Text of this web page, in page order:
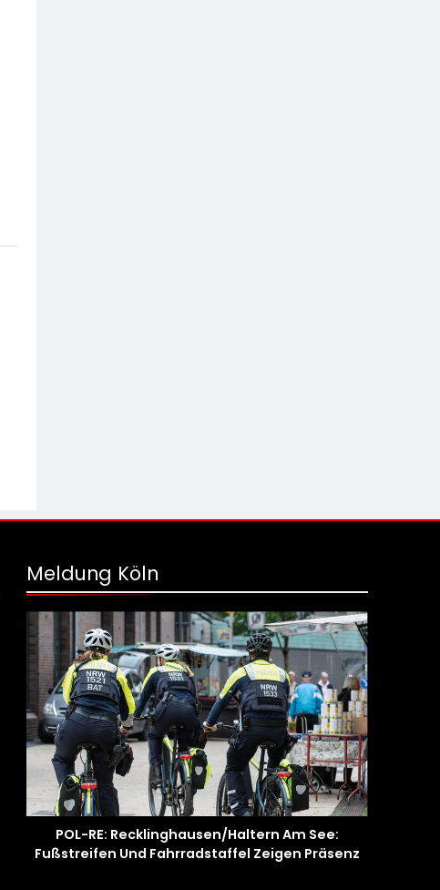
Meldung Köln
POL-RE: Recklinghausen/Haltern Am See:
Fußstreifen Und Fahrradstaffel Zeigen Präsenz